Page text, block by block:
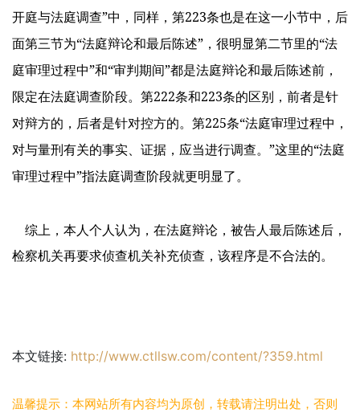
开庭与法庭调查”中，同样，第223条也是在这一小节中，后
面第三节为“法庭辩论和最后陈述” ，很明显第二节里的“法
庭审理过程中”和“审判期间”都是法庭辩论和最后陈述前，
限定在法庭调查阶段。第222条和223条的区别，前者是针
对辩方的，后者是针对控方的。第225条“法庭审理过程中，
对与量刑有关的事实、证据，应当进行调查。 ”这里的“法庭
审理过程中”指法庭调查阶段就更明显了。
综上，本人个人认为，在法庭辩论，被告人最后陈述后，
检察机关再要求侦查机关补充侦查，该程序是不合法的。
本文链接: http://www.ctllsw.com/content/?359.html
温馨提示：本网站所有内容均为原创，转载请注明出处，否则